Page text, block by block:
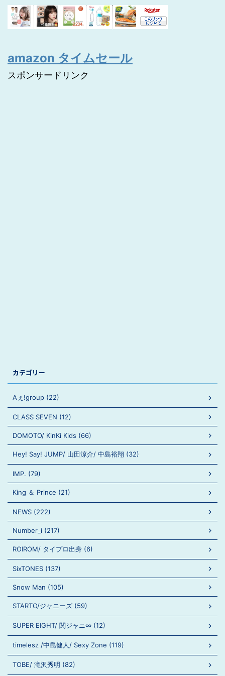
amazon タイムセール
スポンサードリンク
カテゴリー
Aぇ!group (22)
CLASS SEVEN (12)
DOMOTO/ KinKi Kids (66)
Hey! Say! JUMP/ 山田涼介/ 中島裕翔 (32)
IMP. (79)
King ＆ Prince (21)
NEWS (222)
Number_i (217)
ROIROM/ タイプロ出身 (6)
SixTONES (137)
Snow Man (105)
STARTO/ジャニーズ (59)
SUPER EIGHT/ 関ジャニ∞ (12)
timelesz /中島健人/ Sexy Zone (119)
TOBE/ 滝沢秀明 (82)